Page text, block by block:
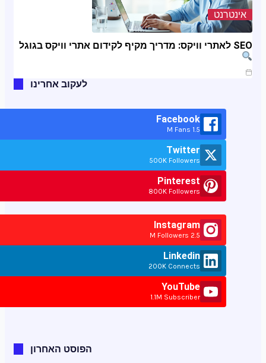
אינטרנט
SEO לאתרי וויקס: מדריך מקיף לקידום אתרי וויקס בגוגל
ינו 11, 2025
לעקוב אחרינו
Facebook
1.5 M Fans
Twitter
500K Followers
Pinterest
800K Followers
Instagram
2.5 M Followers
Linkedin
200K Connects
YouTube
1.1M Subscriber
הפוסט האחרון